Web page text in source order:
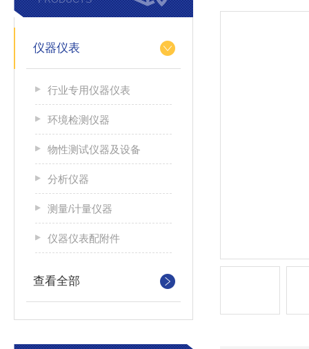
仪器仪表
行业专用仪器仪表
环境检测仪器
物性测试仪器及设备
分析仪器
测量/计量仪器
仪器仪表配附件
查看全部